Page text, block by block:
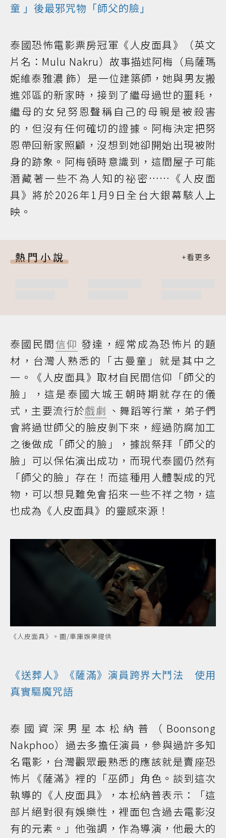
童 」後最邪咒物「師父的臉」
泰國恐怖電影票房冠軍《人皮面具》（英文
片名：Mulu Nakru）故事描述阿梅（烏薩瑪
妮維泰雅濃 飾）是一位建築師，她與男友搬
進郊區的新家時，接到了繼母過世的噩耗，
繼母的女兒努恩聲稱自己的母親是被殺害
的，但沒有任何確切的證據。阿梅決定把努
恩帶回新家照顧，沒想到她卻開始出現被附
身的跡象。阿梅頓時意識到，這間屋子可能
潛藏著一些不為人知的祕密……《人皮面
具》將於2026年1月9日全台大銀幕駭人上
映。
熱門小說
泰國民間信仰 發達，經常成為恐怖片的題
材，台灣人熟悉的「古曼童」就是其中之
一。《人皮面具》取材自民間信仰「師父的
臉」，這是泰國大城王朝時期就存在的儀
式，主要流行於戲劇 、舞蹈等行業，弟子們
會將過世師父的臉皮剝下來，經過防腐加工
之後做成「師父的臉」，據說祭拜「師父的
臉」可以保佑演出成功，而現代泰國仍然有
「師父的臉」存在！而這種用人體製成的咒
物，可以想見難免會招來一些不祥之物，這
也成為《人皮面具》的靈感來源！
《人皮面具》。圖/車庫娛樂提供
《送葬人》《薩滿》演員跨界大鬥法 使用
真實驅魔咒語
泰國資深男星本松納普（Boonsong
Nakphoo）過去多擔任演員，參與過許多知
名電影，台灣觀眾最熟悉的應該就是賣座恐
怖片《薩滿》裡的「巫師」角色。談到這次
執導的《人皮面具》，本松納普表示：「這
部片絕對很有娛樂性，裡面包含過去電影沒
有的元素。」他強調，作為導演，他最大的